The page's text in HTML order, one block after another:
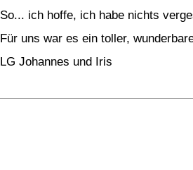
So... ich hoffe, ich habe nichts
Für uns war es ein toller,
LG Johannes und Iris